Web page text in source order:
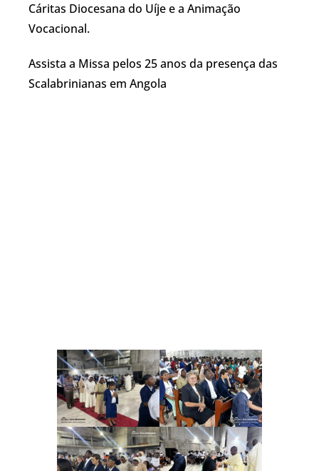
Cáritas Diocesana do Uíje e a Animação
Vocacional.
Assista a Missa pelos 25 anos da presença das
Scalabrinianas em Angola